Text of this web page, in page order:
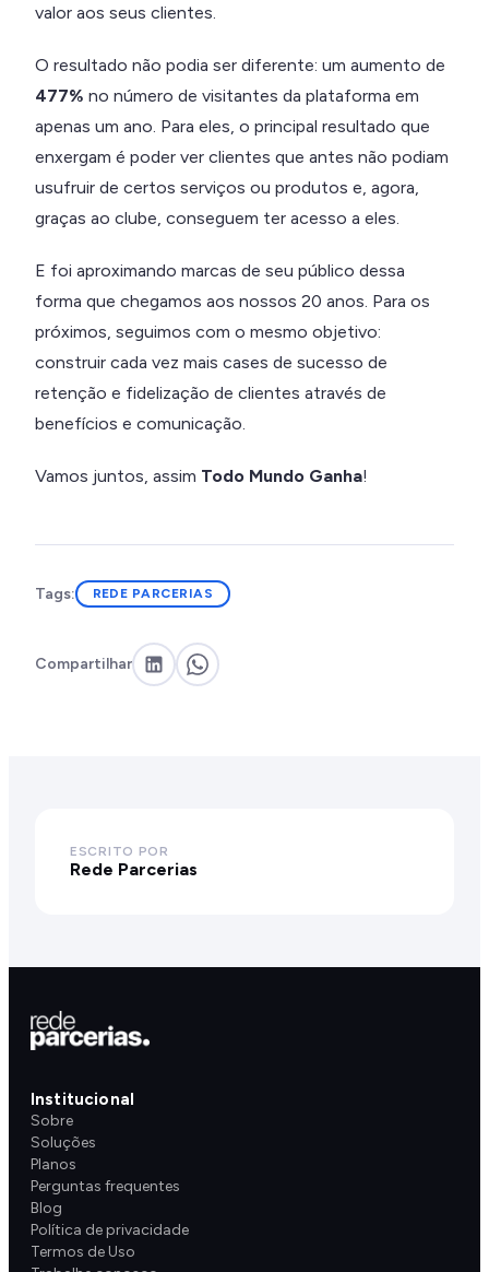
valor aos seus clientes.
O resultado não podia ser diferente: um aumento de
477% no número de visitantes da plataforma em
apenas um ano. Para eles, o principal resultado que
enxergam é poder ver clientes que antes não podiam
usufruir de certos serviços ou produtos e, agora,
graças ao clube, conseguem ter acesso a eles.
E foi aproximando marcas de seu público dessa
forma que chegamos aos nossos 20 anos. Para os
próximos, seguimos com o mesmo objetivo:
construir cada vez mais cases de sucesso de
retenção e fidelização de clientes através de
benefícios e comunicação.
Vamos juntos, assim Todo Mundo Ganha!
Tags: REDE PARCERIAS
Compartilhar
ESCRITO POR
Rede Parcerias
Institucional
Sobre
Soluções
Planos
Perguntas frequentes
Blog
Política de privacidade
Termos de Uso